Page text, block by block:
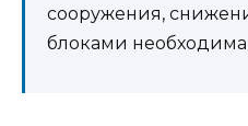
сооружения,
блоками необходима